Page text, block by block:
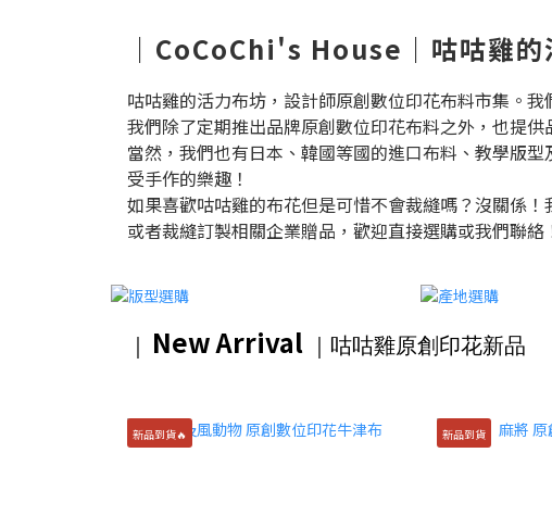
｜CoCoChi's House｜咕咕雞的
咕咕雞的活力布坊，設計師原創數位印花布料市集。我
我們除了定期推出品牌原創數位印花布料之外，也提
當然，我們也有日本、韓國等國的進口布料、教學版
受手作的樂趣！
如果喜歡咕咕雞的布花但是可惜不會裁縫嗎？沒關係
或者裁縫訂製相關企業贈品，歡迎直接選購或我們聯絡
｜ New Arrival ｜咕咕雞原創印花新品
新品到貨🔥 新品到貨